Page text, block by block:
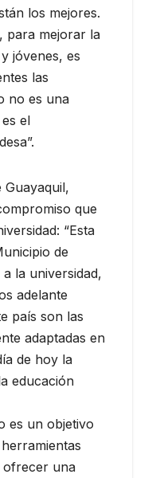
los mejores.
para mejorar la
jóvenes, es
las
no es una
el
Guayaquil,
que
“Esta
de
la universidad,
adelante
país son las
adaptadas en
de hoy la
educación
es un objetivo
ofrecer una